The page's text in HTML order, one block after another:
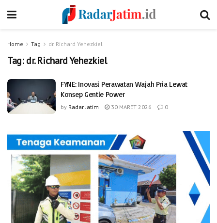
Home Tag dr. Richard Yehezkiel
Tag:dr. Richard Yehezkiel
FYNE: Inovasi Perawatan Wajah Pria Lewat
Konsep Gentle Power
by Radar Jatim 30 MARET 2026 0